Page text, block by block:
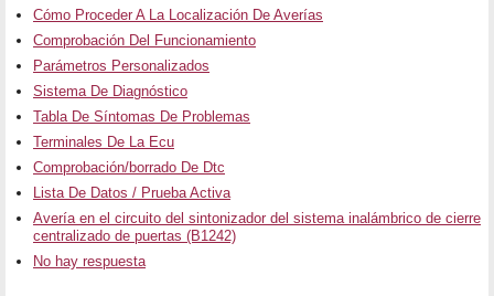
Cómo Proceder A La Localización De Averías
Comprobación Del Funcionamiento
Parámetros Personalizados
Sistema De Diagnóstico
Tabla De Síntomas De Problemas
Terminales De La Ecu
Comprobación/borrado De Dtc
Lista De Datos / Prueba Activa
Avería en el circuito del sintonizador del sistema inalámbrico de cierre
centralizado de puertas (B1242)
No hay respuesta